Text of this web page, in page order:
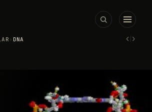
› DNA ‹›